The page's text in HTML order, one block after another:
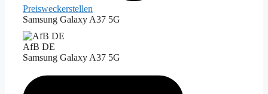
Preisweckerstellen
Samsung Galaxy A37 5G
AfB DE
Samsung Galaxy A37 5G